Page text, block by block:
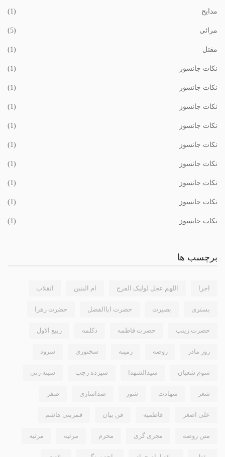
مدایح (1)
مراثی (5)
مقتل (1)
نکات جانسوز (1)
نکات جانسوز (1)
نکات جانسوز (1)
نکات جانسوز (1)
نکات جانسوز (1)
نکات جانسوز (1)
نکات جانسوز (1)
نکات جانسوز (1)
نکات جانسوز (1)
برچسب ها
اجرا اللهم عجل لولیک الفرج ام البنین انقلاب
بستری بصیرت حضرت اباالفضل حضرت زهرا
حضرت زینب حضرت فاطمه دکلمه ربیع الاول
روز مادر روضه زمینه سخنوری سرود
سوم شعبان سیدالشهدا سیزده رجب سینه زنی
شعر شهادت شور صداسازی صفر
علی اصغر فاطمیه فن بیان قمربنی هاشم
متن روضه مجری گری محرم مرثيه مرثیه